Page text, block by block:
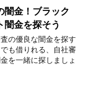
闇金！ブラック
闇金を探そう
の優良な闇金を探す
も借りれる、自社審
を一緒に探しましょ